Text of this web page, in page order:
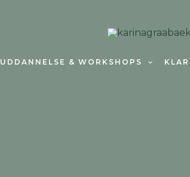
UDDANNELSE & WORKSHOPS